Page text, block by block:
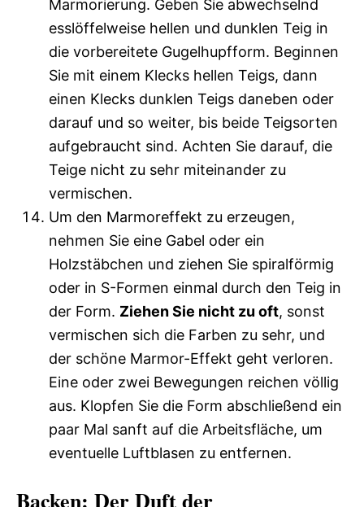
Marmorierung. Geben Sie abwechselnd
esslöffelweise hellen und dunklen Teig in
die vorbereitete Gugelhupfform. Beginnen
Sie mit einem Klecks hellen Teigs, dann
einen Klecks dunklen Teigs daneben oder
darauf und so weiter, bis beide Teigsorten
aufgebraucht sind. Achten Sie darauf, die
Teige nicht zu sehr miteinander zu
vermischen.
Um den Marmoreffekt zu erzeugen,
nehmen Sie eine Gabel oder ein
Holzstäbchen und ziehen Sie spiralförmig
oder in S-Formen einmal durch den Teig in
der Form. Ziehen Sie nicht zu oft, sonst
vermischen sich die Farben zu sehr, und
der schöne Marmor-Effekt geht verloren.
Eine oder zwei Bewegungen reichen völlig
aus. Klopfen Sie die Form abschließend ein
paar Mal sanft auf die Arbeitsfläche, um
eventuelle Luftblasen zu entfernen.
Backen: Der Duft der